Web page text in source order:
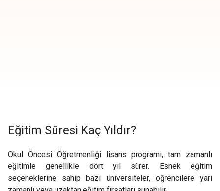
Eğitim Süresi Kaç Yıldır?
Okul Öncesi Öğretmenliği lisans programı, tam zamanlı
eğitimle genellikle dört yıl sürer. Esnek eğitim
seçeneklerine sahip bazı üniversiteler, öğrencilere yarı